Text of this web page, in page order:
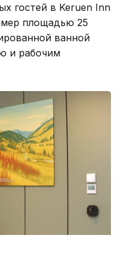
гостей в Keruen Inn
площадью 25
ванной
и рабочим